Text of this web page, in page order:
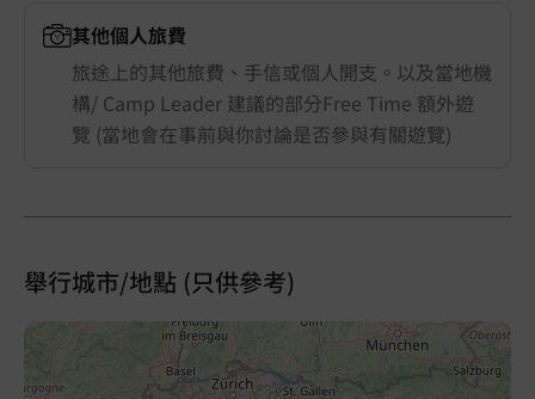
其他個人旅費
旅途上的其他旅費、手信或個人開支。以及當地機
構/ Camp Leader 建議的部分Free Time 額外遊
覽 (當地會在事前與你討論是否參與有關遊覽)
舉行城市/地點 (只供參考)